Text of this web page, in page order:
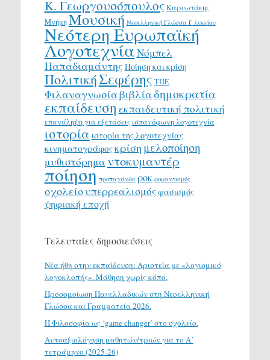
Κ. Γεωργουσόπουλος Καρυωτάκης
ΜνήμηΜουσική Νεοελληνική Γλώσσα Γ λυκείου
Νεότερη Ευρωπαϊκή
ΛογοτεχνίαΝόμπελ
Παπαδιαμάντης Ποίηση και κρίση
ΠολιτικήΣεφέρης ΤΠΕ
Φιλαναγνωσίαβιβλίαδημοκρατία
εκπαίδευση εκπαιδευτική πολιτική
επανάληψη για εξετάσεις ισπανόφωνη λογοτεχνία
ιστορία ιστορία της λογοτεχνίας
κινηματογράφοςκρίση μελοποίηση
μυθιστόρημα ντοκυμαντέρ
ποίηση προπαγάνδα ροκ ρομαντισμός
σχολείουπερρεαλισμόςφασισμός
ψηφιακή εποχή
Τελευταίες δημοσιεύσεις
Νέα ήθη στην εκπαίδευση: Αριστεία με «λογισμικό
λογοκλοπής». Μάθηση χωρίς κόπο.
Προσομοίωση Πανελλαδικών στη Νεοελληνική
Γλώσσα και Γραμματεία 2026.
H Φιλοσοφία ως ‘game changer’ στο σχολείο.
Αυτοαξιολόγηση μαθητών/τριών για το Α΄
τετράμηνο (2025-26)